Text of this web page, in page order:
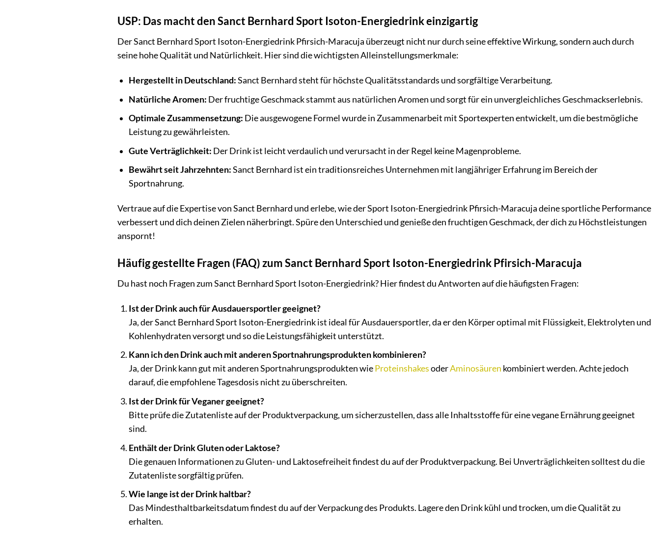
USP: Das macht den Sanct Bernhard Sport Isoton-Energiedrink einzigartig
Der Sanct Bernhard Sport Isoton-Energiedrink Pfirsich-Maracuja überzeugt nicht nur durch seine effektive Wirkung, sondern auch durch
seine hohe Qualität und Natürlichkeit. Hier sind die wichtigsten Alleinstellungsmerkmale:
Hergestellt in Deutschland:Sanct Bernhard steht für höchste Qualitätsstandards und sorgfältige Verarbeitung.
Natürliche Aromen: Der fruchtige Geschmack stammt aus natürlichen Aromen und sorgt für ein unvergleichliches Geschmackserlebnis.
Optimale Zusammensetzung: Die ausgewogene Formel wurde in Zusammenarbeit mit Sportexperten entwickelt, um die bestmögliche
Leistung zu gewährleisten.
Gute Verträglichkeit: Der Drink ist leicht verdaulich und verursacht in der Regel keine Magenprobleme.
Bewährt seit Jahrzehnten:Sanct Bernhard ist ein traditionsreiches Unternehmen mit langjähriger Erfahrung im Bereich der
Sportnahrung.
Vertraue auf die Expertise von Sanct Bernhard und erlebe, wie der Sport Isoton-Energiedrink Pfirsich-Maracuja deine sportliche Performance
verbessert und dich deinen Zielen näherbringt. Spüre den Unterschied und genieße den fruchtigen Geschmack, der dich zu Höchstleistungen
anspornt!
Häufig gestellte Fragen (FAQ) zum Sanct Bernhard Sport Isoton-Energiedrink Pfirsich-Maracuja
Du hast noch Fragen zum Sanct Bernhard Sport Isoton-Energiedrink? Hier findest du Antworten auf die häufigsten Fragen:
Ist der Drink auch für Ausdauersportler geeignet?
Ja, der Sanct Bernhard Sport Isoton-Energiedrink ist ideal für Ausdauersportler, da er den Körper optimal mit Flüssigkeit, Elektrolyten und
Kohlenhydraten versorgt und so die Leistungsfähigkeit unterstützt.
Kann ich den Drink auch mit anderen Sportnahrungsprodukten kombinieren?
Ja, der Drink kann gut mit anderen Sportnahrungsprodukten wieProteinshakesoderAminosäuren kombiniert werden. Achte jedoch
darauf, die empfohlene Tagesdosis nicht zu überschreiten.
Ist der Drink für Veganer geeignet?
Bitte prüfe die Zutatenliste auf der Produktverpackung, um sicherzustellen, dass alle Inhaltsstoffe für eine vegane Ernährung geeignet
sind.
Enthält der Drink Gluten oder Laktose?
Die genauen Informationen zu Gluten- und Laktosefreiheit findest du auf der Produktverpackung. Bei Unverträglichkeiten solltest du die
Zutatenliste sorgfältig prüfen.
Wie lange ist der Drink haltbar?
Das Mindesthaltbarkeitsdatum findest du auf der Verpackung des Produkts. Lagere den Drink kühl und trocken, um die Qualität zu
erhalten.